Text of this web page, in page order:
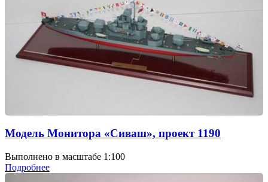
Модель Монитора «Сиваш», проект 1190
Выполнено в масштабе 1:100
Подробнее